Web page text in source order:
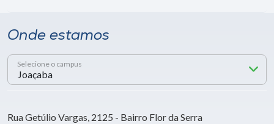
Onde estamos
Selecione o campus
Rua Getúlio Vargas, 2125 - Bairro Flor da Serra